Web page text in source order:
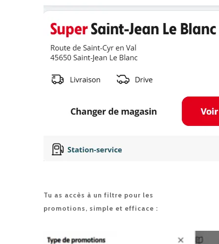
Tu as accès à un filtre pour les
promotions, simple et efficace :